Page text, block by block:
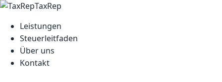
TaxRep
Leistungen
Steuerleitfaden
Über uns
Kontakt